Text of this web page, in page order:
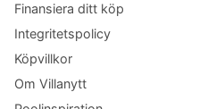
Finansiera ditt köp
Integritetspolicy
Köpvillkor
Om Villanytt